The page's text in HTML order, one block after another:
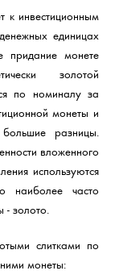
к инвестиционным
единицах
придание монете
золотой
по номиналу за
монеты и
разницы.
вложенного
используются
наиболее часто
- золото.
слитками по
монеты: